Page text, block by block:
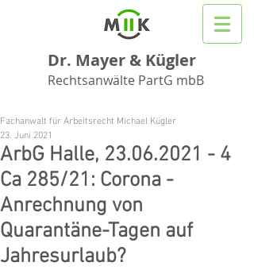
Dr. Mayer & Kügler
Rechtsanwälte PartG mbB
ArbG Halle, 23.06.2021 - 4
Ca 285/21: Corona -
Anrechnung von
Quarantäne-Tagen auf
Jahresurlaub?
Fachanwalt für Arbeitsrecht Michael Kügler
23. Juni 2021